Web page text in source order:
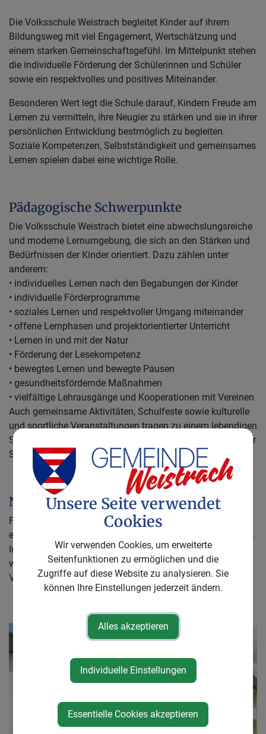
Die Volksschule Weistrach begleitet Kinder auf ihrem
Bildungsweg mit viel Engagement, Wertschätzung und
einem starken Gemeinschaftsgefühl. Im Mittelpunkt stehen
die individuelle Förderung der Schülerinnen und Schüler
sowie ein respektvolles und positives Miteinander.
Besonderen Wert legt die Schule darauf, Kindern Freude am
Lernen zu vermitteln, ihre Neugier zu stärken und sie in ihrer
persönlichen Entwicklung bestmöglich zu begleiten.
Soziale Kompetenzen, Selbstständigkeit und gemeinsames
Lernen spielen dabei eine wichtige Rolle.
Pädagogische Schwerpunkte
Die Volksschule Weistrach bietet eine abwechslungsreiche
und moderne Lernumgebung, die sich an den Stärken und
Bedürfnissen der Kinder orientiert. Dazu zählen unter
anderem:
• individuelles Lernen nach den Begabungen der Kinder
• individuelle Förderprogramme
• soziales Lernen und respektvoller Umgang miteinander
• offene Lernphasen und projektorientierter Unterricht
• Lernen in und mit der Natur
• Förderung der Lesekompetenz
• bewegtes Lernen und bewegte Pausen
• gesundheitsfördernde Maßnahmen
• vielfältige Lehrausgänge und Kooperationen mit Vereinen
Auch gemeinsame Aktivitäten, Schulfeste sowie kulturelle
und sportliche Veranstaltungen tragen zu einem lebendigen
Schulalltag bei und stärken die Gemeinschaft innerhalb der
Schule.
Nachmittagsbetreung Angebote
Für Familien bietet die Volksschule Weistrach zusätzlich
eine Nachmittagsbetreuung sowie eine Morgenaufsicht an.
Informationen zu aktuellen Terminen, Downloads und
wichtigen Unterlagen finden Sie auf der Website der
Volksschule.
Unsere Seite verwendet
Cookies
Wir verwenden Cookies, um erweiterte
Seitenfunktionen zu ermöglichen und die
Zugriffe auf diese Website zu analysieren. Sie
können Ihre Einstellungen jederzeit ändern.
Alles akzeptieren
Individuelle Einstellungen
Essentielle Cookies akzeptieren